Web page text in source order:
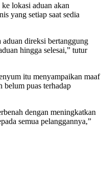
lokasi aduan akan
yang setiap saat sedia
direksi bertanggung
hingga selesai,” tutur
itu menyampaikan maaf
belum puas terhadap
dengan meningkatkan
semua pelanggannya,”